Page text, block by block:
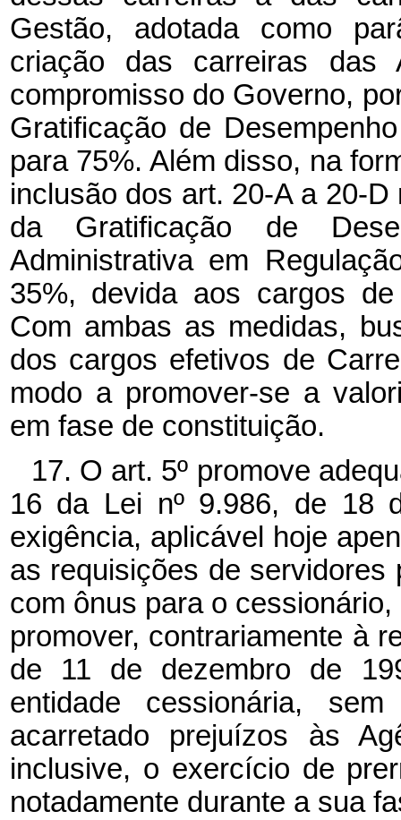
Gestão, adotada como
criação das carreiras das
compromisso do Governo,
Gratificação de
para 75%. Além disso, na
inclusão dos art. 20-A a 20-
da Gratificação de
Administrativa em
35%, devida aos cargos
Com ambas as medidas,
dos cargos efetivos de
modo a promover-se a
em fase de constituição.
17. O art. 5º promove
16 da Lei nº 9.986, de 18
exigência, aplicável hoje
as requisições de servidores
com ônus para o
promover, contrariamente à
de 11 de dezembro de
entidade cessionária,
acarretado prejuízos às
inclusive, o exercício de
notadamente durante a sua